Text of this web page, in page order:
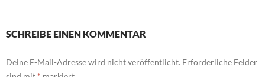
SCHREIBE EINEN KOMMENTAR
Deine E-Mail-Adresse wird nicht veröffentlicht. Erforderliche Felder